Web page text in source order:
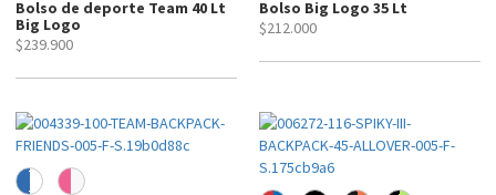
Bolso de deporte Team 40 Lt
Big Logo
$239.900
Bolso Big Logo 35 Lt
$212.000